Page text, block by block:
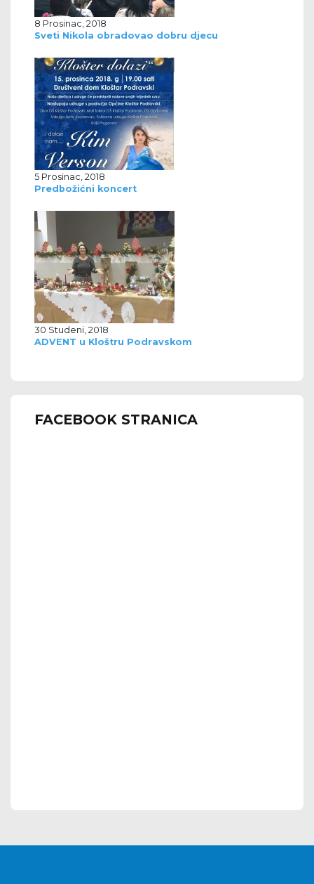
8 Prosinac, 2018
Sveti Nikola obradovao dobru djecu
5 Prosinac, 2018
Predbožićni koncert
30 Studeni, 2018
ADVENT u Kloštru Podravskom
FACEBOOK STRANICA